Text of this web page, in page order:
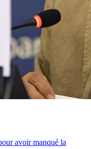
avoir manqué la